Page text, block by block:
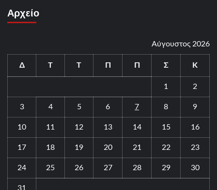
Αρχείο
Αύγουστος 2026
Δ Τ Τ Π Π Σ Κ
1 2
3 4 5 6 7 8 9
10 11 12 13 14 15 16
17 18 19 20 21 22 23
24 25 26 27 28 29 30
31